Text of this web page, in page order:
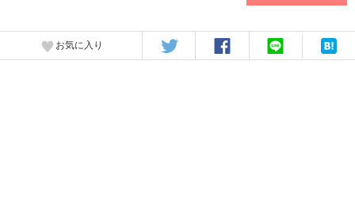
お気に入り